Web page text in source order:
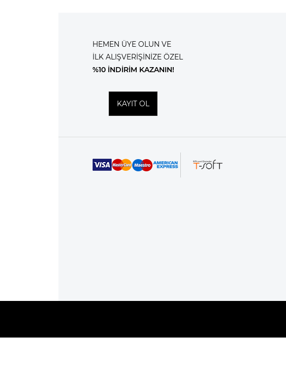
HEMEN ÜYE OLUN VE
İLK ALIŞVERİŞİNİZE ÖZEL
%10 İNDİRİM KAZANIN!
KAYIT OL